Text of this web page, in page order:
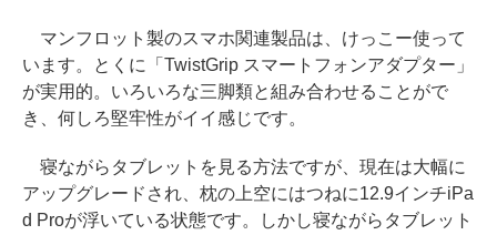
マンフロット製のスマホ関連製品は、けっこー使って
います。とくに「TwistGrip スマートフォンアダプター」
が実用的。いろいろな三脚類と組み合わせることがで
き、何しろ堅牢性がイイ感じです。
寝ながらタブレットを見る方法ですが、現在は大幅に
アップグレードされ、枕の上空にはつねに12.9インチiPa
d Proが浮いている状態です。しかし寝ながらタブレット